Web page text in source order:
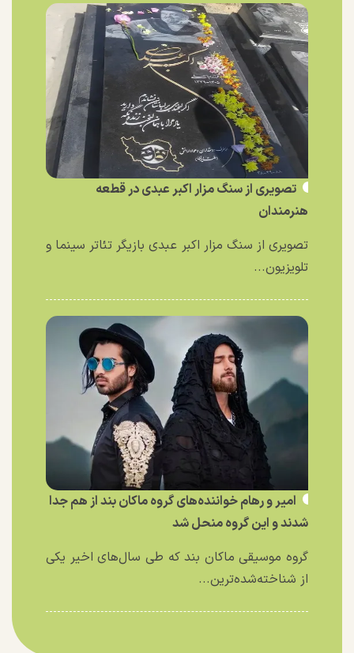
تصویری از سنگ مزار اکبر عبدی در قطعه
هنرمندان
تصویری از سنگ مزار اکبر عبدی بازیگر تئاتر سینما و
تلویزیون...
امیر و رهام خواننده‌های گروه ماکان بند از هم جدا
شدند و این گروه منحل شد
گروه موسیقی ماکان بند که طی سال‌های اخیر یکی
از شناخته‌شده‌ترین...